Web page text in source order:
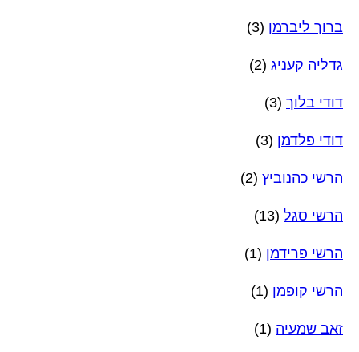
ברוך ליברמן (3)
גדליה קעניג (2)
דודי בלוך (3)
דודי פלדמן (3)
הרשי כהנוביץ (2)
הרשי סגל (13)
הרשי פרידמן (1)
הרשי קופמן (1)
זאב שמעיה (1)